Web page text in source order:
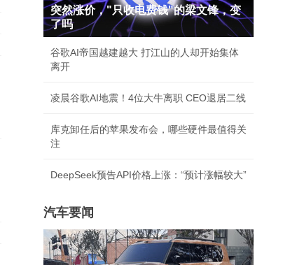
突然涨价，"只收电费钱"的梁文锋，变
了吗
谷歌AI帝国越建越大 打江山的人却开始集体
离开
凌晨谷歌AI地震！4位大牛离职 CEO退居二线
库克卸任后的苹果发布会，哪些硬件最值得关
注
DeepSeek预告API价格上涨：“预计涨幅较大”
汽车要闻